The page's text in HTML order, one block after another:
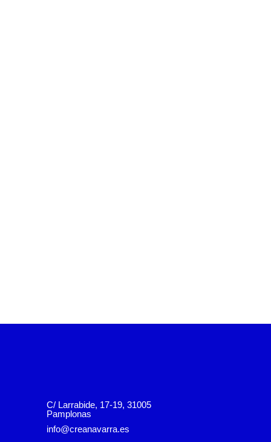
C/ Larrabide, 17-19, 31005
Pamplonas
info@creanavarra.es